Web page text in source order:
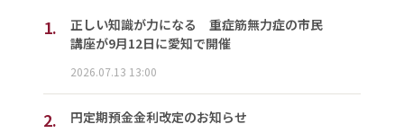
1.
正しい知識が力になる 重症筋無力症の市民
講座が9月12日に愛知で開催
2026.07.13 13:00
2. 円定期預金金利改定のお知らせ